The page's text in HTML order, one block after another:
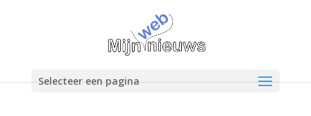
Selecteer een pagina